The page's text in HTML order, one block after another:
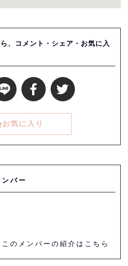
、コメント・シェア・お気に入
お気に入り
バー
このメンバーの紹介はこちら